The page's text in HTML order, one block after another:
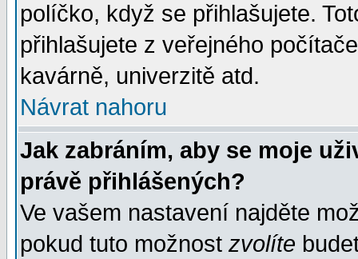
políčko, když se přihlašujete.
přihlašujete z veřejného
kavárně, univerzitě atd.
Návrat nahoru
Jak zabráním, aby se moje
právě přihlášených?
Ve vašem nastavení najděte
pokud tuto možnost zvolíte